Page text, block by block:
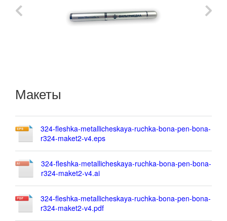
Макеты
324-fleshka-metallicheskaya-ruchka-bona-pen-bona-
r324-maket2-v4.eps
324-fleshka-metallicheskaya-ruchka-bona-pen-bona-
r324-maket2-v4.ai
324-fleshka-metallicheskaya-ruchka-bona-pen-bona-
r324-maket2-v4.pdf